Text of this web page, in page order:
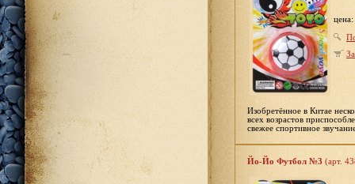
цена:
Изобретённое в Китае
всех возрастов
свежее спортивное
Йо-Йо Футбол №3 (арт.